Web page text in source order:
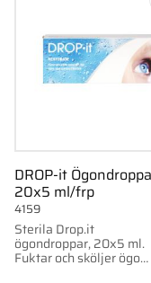
DROP-it
20x5 ml/frp
Sterila Drop.it
ögondroppar, 20x5 ml.
Fuktar och sköljer ögon,
kontaktlinser och näsa.
4159